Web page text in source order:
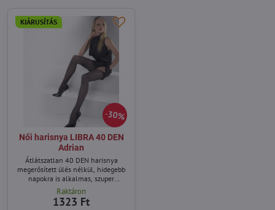
30%
KIÁRUSÍTÁS
Női harisnya LIBRA 40 DEN
Adrian
Átlátszatlan 40 DEN harisnya
megerősített ülés nélkül, hidegebb
napokra is alkalmas, szuper
kellemes tapintású anyag -
mikroszálas, mindennapi viseletre.
Raktáron
1323 Ft